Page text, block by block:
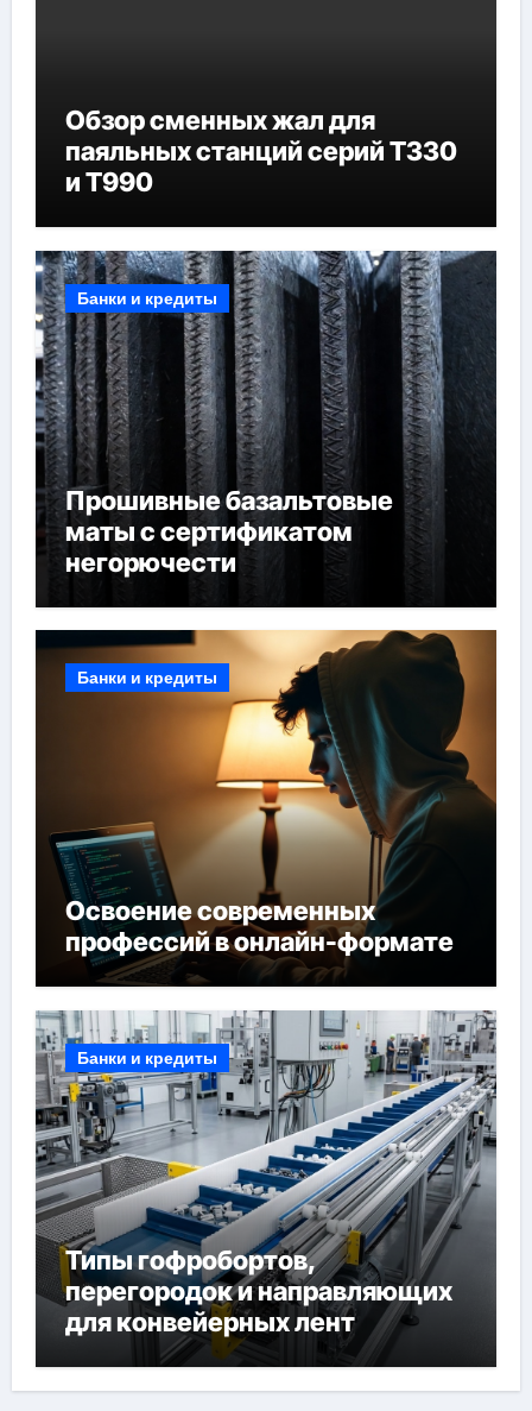
Обзор сменных жал для
паяльных станций серий T330
и T990
Банки и кредиты
Прошивные базальтовые
маты с сертификатом
негорючести
Банки и кредиты
Освоение современных
профессий в онлайн-формате
Банки и кредиты
Типы гофробортов,
перегородок и направляющих
для конвейерных лент